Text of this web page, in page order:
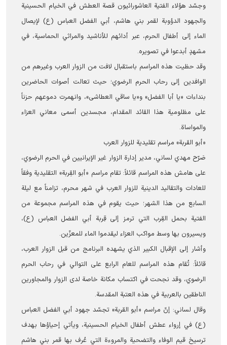
وجسّد هؤلاء الفتية العاشورائيون قصة العطش في الخيام الحسينية
والجهود الدؤوبة لقمر بني هاشم، أبي الفضل العباس (ع) لإيصال
الماء إلى أطفال الحرم، عبر أدائهم للأناشيد والمراثي الحماسية، في
مشهدٍ أبدعوا في تصويره.
وقد حظيت هذه المراسم باستقبال لافت من الزوار العرب وغيرهم من
الوافدين إلى رحاب الحرم الرضوي؛ حيث تعالت أصوات الحاضرين
بنداءات «يا أبا الفضل» و«يا ساقي العطاشى»، وانهمرت دموعهم حزناً
على مظلومية هذا القائد المقدام، مجسدين أسمى معاني العزاء
والمواساة.
«أبو القربة» مراسم تقليدية للزوار العرب
صَرّح مهدي لساني، مدير إدارة الزوار غير الإيرانيين في الحرم الرضوي،
على هامش هذه المراسم قائلاً: تقام مراسم «أبو القِربة» التقليدية وفقاً
للعادات والتقاليد الدينية للزوار العرب في شهر محرم، تزامناً مع ليلة
السابع من هذا الشهر؛ حيث يقوم في هذه المراسم مجموعة من
الفتية بحمل القِرب التي ترمز إلى قِربة أبي الفضل العباس (ع)،
ويسيرون بها وسط مواكب العزاء ليقدموا الماء للمعزّين.
وأشار إلى الإقبال الكبير الذي يشهده البرنامج من قبل الزوار العرب،
قائلاً: تُقام هذه المراسم للعام الرابع على التوالي في رحاب الحرم
الرضوي، وقد نجحت في اكتساب مكانة خاصة لدى الزوار والمجاورين
الناطقين بالعربية في هذه العتبة المقدسة.
وقال لساني: إنّ مراسم «أبو القربة» تجسّد جهود أبي الفضل العباس
(ع) في إرواء عطش أطفال الخيام الحسينية، ويأتي إحياؤها بهدف
ترسيخ قيم الوفاء والتضحية والمروءة التي عُرف بها قمر بني هاشم